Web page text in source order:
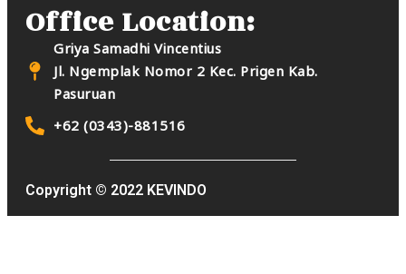
Office Location:
Griya Samadhi Vincentius
Jl. Ngemplak Nomor 2 Kec. Prigen Kab.
Pasuruan
+62 (0343)-881516
Copyright © 2022 KEVINDO